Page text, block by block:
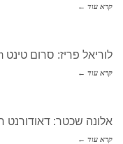
קרא עוד ←
לוריאל פריז: סרום טינט Hyaluronic Tint Serum
קרא עוד ←
אלונה שכטר: דאודורנט
קרא עוד ←